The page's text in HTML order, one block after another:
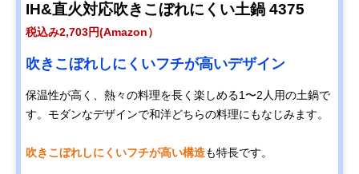
IH&直火対応吹きこぼれにくい土鍋 4375
税込み2,703円(Amazon）
吹きこぼれしにくいフチが高いデザイン
保温性が高く、熱々の料理を長く楽しめる1〜2人用の土鍋で
す。モダンなデザインで和洋どちらの料理にもなじみます。
吹きこぼれしにくいフチが高い構造も特長です。